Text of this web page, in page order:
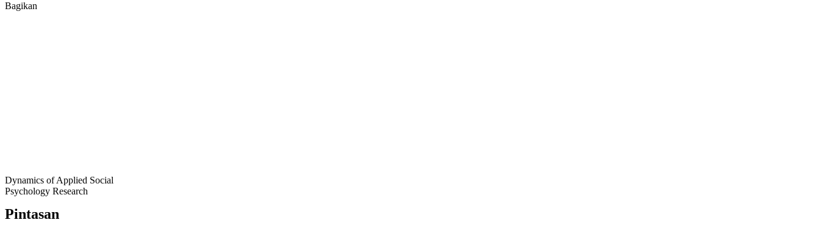
Bagikan
Dynamics of Applied Social
Psychology Research
Pintasan